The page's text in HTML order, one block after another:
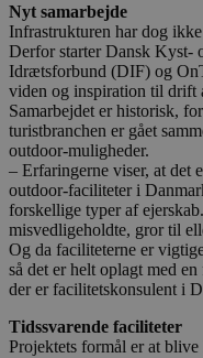
Nyt samarbejde
Infrastrukturen har dog
Derfor starter Dansk Kyst-
Idrætsforbund (DIF) og
viden og inspiration til drift
Samarbejdet er historisk,
turistbranchen er gået
outdoor-muligheder.
– Erfaringerne viser, at det
outdoor-faciliteter i
forskellige typer af
misvedligeholdte, gror til
Og da faciliteterne er
så det er helt oplagt med
der er facilitetskonsulent i
Tidssvarende faciliteter
Projektets formål er at